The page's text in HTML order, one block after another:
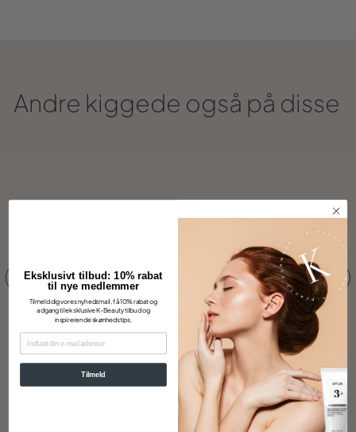
Andre kiggede også på disse
Eksklusivt tilbud: 10% rabat
til nye medlemmer
Tilmeld dig vores nyhedsmail, få 10% rabat og
adgang til eksklusive K-Beauty tilbud og
inspirerende skønhedstips.
EMAIL
Tilmeld